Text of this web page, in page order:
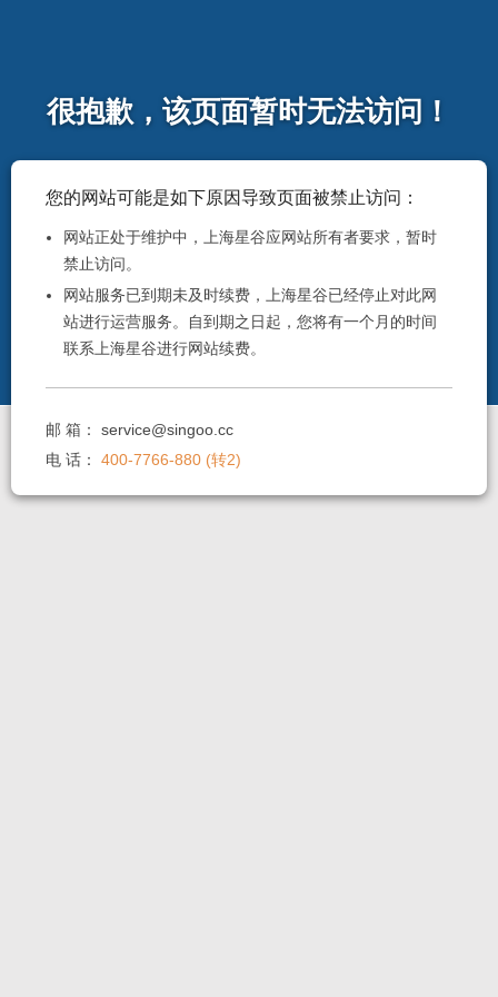
很抱歉，该页面暂时无法访问！
您的网站可能是如下原因导致页面被禁止访问：
网站正处于维护中，上海星谷应网站所有者要求，暂时
禁止访问。
网站服务已到期未及时续费，上海星谷已经停止对此网
站进行运营服务。自到期之日起，您将有一个月的时间
联系上海星谷进行网站续费。
邮 箱：service@singoo.cc
电 话：400-7766-880 (转2)